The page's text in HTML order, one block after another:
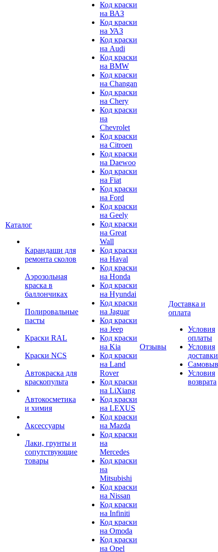
Каталог
Карандаши для
ремонта сколов
Аэрозольная
краска в
баллончиках
Полировальные
пасты
Краски RAL
Краски NCS
Автокраска для
краскопульта
Автокосметика
и химия
Аксессуары
Лаки, грунты и
сопутствующие
товары
Код краски
на ВАЗ
Код краски
на УАЗ
Код краски
на Audi
Код краски
на BMW
Код краски
на Changan
Код краски
на Chery
Код краски
на
Chevrolet
Код краски
на Citroen
Код краски
на Daewoo
Код краски
на Fiat
Код краски
на Ford
Код краски
на Geely
Код краски
на Great
Wall
Код краски
на Haval
Код краски
на Honda
Код краски
на Hyundai
Код краски
на Jaguar
Код краски
на Jeep
Код краски
на Kia
Код краски
на Land
Rover
Код краски
на LiXiang
Код краски
на LEXUS
Код краски
на Mazda
Код краски
на
Mercedes
Код краски
на
Mitsubishi
Код краски
на Nissan
Код краски
на Infiniti
Код краски
на Omoda
Код краски
на Opel
Отзывы
Доставка и
оплата
Условия
оплаты
Условия
доставки
Условия
возврата